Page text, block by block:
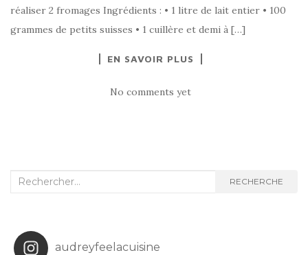
réaliser 2 fromages Ingrédients : • 1 litre de lait entier • 100
grammes de petits suisses • 1 cuillère et demi à […]
EN SAVOIR PLUS
No comments yet
Recherche
RECHERCHE
audreyfeelacuisine